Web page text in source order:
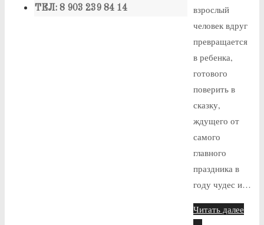
взрослый
человек вдруг
превращается
в ребенка,
готового
поверить в
сказку,
ждущего от
самого
главного
праздника в
году чудес и…
Читать далее
ТЕЛ: 8 903 239 84 14